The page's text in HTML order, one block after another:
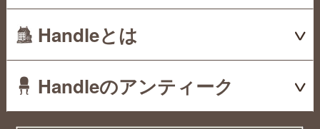
Handleとは
Handleのアンティーク